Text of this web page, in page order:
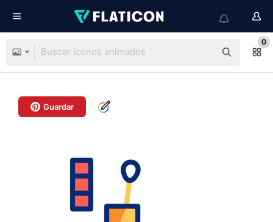
0
Guardar